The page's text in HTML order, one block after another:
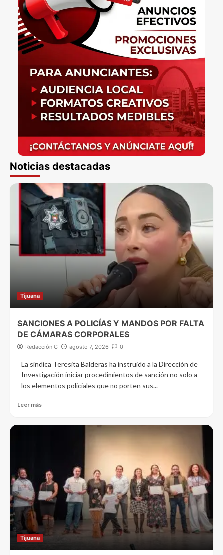
Noticias destacadas
Tijuana
SANCIONES A POLICÍAS Y MANDOS POR FALTA
DE CÁMARAS CORPORALES
Redacción C agosto 7, 2026 0
La síndica Teresita Balderas ha instruido a la Dirección de
Investigación iniciar procedimientos de sanción no solo a
los elementos policiales que no porten sus...
Leer más
Tijuana